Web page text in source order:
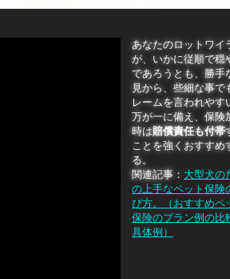
あなたのロットワイ
が、いかに従順で穏
であろうとも、勝手
見から、些細な事で
レームを言われやす
万が一に備え、保険
時は賠償責任も付帯
ことを強くおすすめ
る。
関連記事： 大型犬の
の上手なペット保険
び方。（おすすめペ
保険のプラン例の比
具体例）